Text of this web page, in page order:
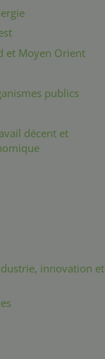
et Moyen Orient
publics
décent et
innovation et